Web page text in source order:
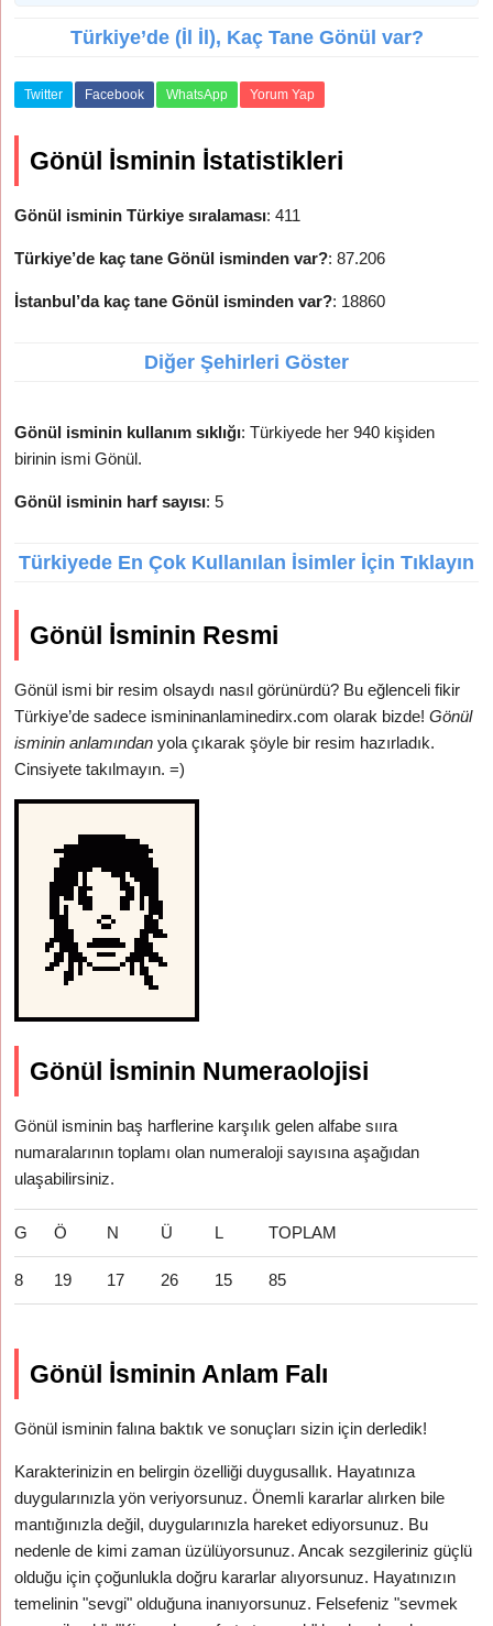
Türkiye’de (İl İl), Kaç Tane Gönül var?
Twitter Facebook WhatsApp Yorum Yap
Gönül İsminin İstatistikleri
Gönül isminin Türkiye sıralaması: 411
Türkiye’de kaç tane Gönül isminden var?: 87.206
İstanbul’da kaç tane Gönül isminden var?: 18860
Diğer Şehirleri Göster
Gönül isminin kullanım sıklığı: Türkiyede her 940 kişiden
birinin ismi Gönül.
Gönül isminin harf sayısı: 5
Türkiyede En Çok Kullanılan İsimler İçin Tıklayın
Gönül İsminin Resmi
Gönül ismi bir resim olsaydı nasıl görünürdü? Bu eğlenceli fikir
Türkiye’de sadece ismininanlaminedirx.com olarak bizde!Gönül
isminin anlamından yola çıkarak şöyle bir resim hazırladık.
Cinsiyete takılmayın. =)
Gönül İsminin Numeraolojisi
Gönül isminin baş harflerine karşılık gelen alfabe sııra
numaralarının toplamı olan numeraloji sayısına aşağıdan
ulaşabilirsiniz.
G Ö N Ü L TOPLAM
8 19 17 26 15 85
Gönül İsminin Anlam Falı
Gönül isminin falına baktık ve sonuçları sizin için derledik!
Karakterinizin en belirgin özelliği duygusallık. Hayatınıza
duygularınızla yön veriyorsunuz. Önemli kararlar alırken bile
mantığınızla değil, duygularınızla hareket ediyorsunuz. Bu
nedenle de kimi zaman üzülüyorsunuz. Ancak sezgileriniz güçlü
olduğu için çoğunlukla doğru kararlar alıyorsunuz. Hayatınızın
temelinin "sevgi" olduğuna inanıyorsunuz. Felsefeniz "sevmek